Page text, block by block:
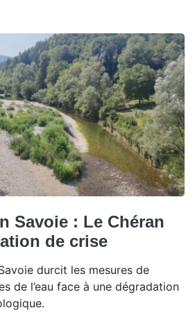
Savoie : Le Chéran
de crise
durcit les mesures de
de l’eau face à une dégradation